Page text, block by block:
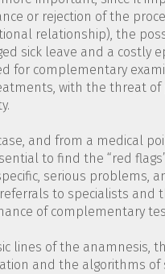
or rejection of the
relationship), the
sick leave and a costly
for complementary
with the threat
and from a medical
to find the “red
serious problems,
to specialists and
of complementary
lines of the anamnesis,
and the algorithms of